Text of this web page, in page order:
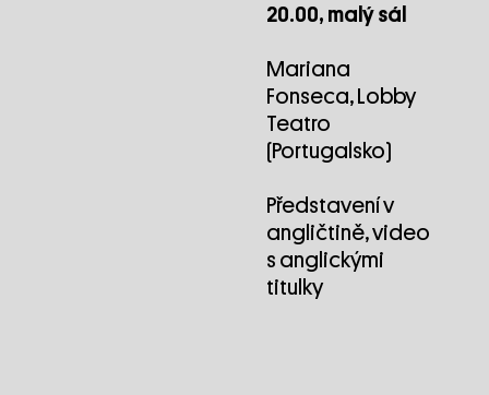
20.00, malý sál
Mariana
Fonseca, Lobby
Teatro
(Portugalsko)
Představení v
angličtině, video
s anglickými
titulky